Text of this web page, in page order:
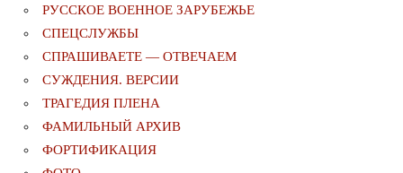
РУССКОЕ ВОЕННОЕ ЗАРУБЕЖЬЕ
СПЕЦСЛУЖБЫ
СПРАШИВАЕТЕ — ОТВЕЧАЕМ
СУЖДЕНИЯ. ВЕРСИИ
ТРАГЕДИЯ ПЛЕНА
ФАМИЛЬНЫЙ АРХИВ
ФОРТИФИКАЦИЯ